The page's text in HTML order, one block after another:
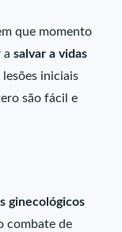
que momento
asalvar a vidas
iniciais
são fácil e
ginecológicos
combate de